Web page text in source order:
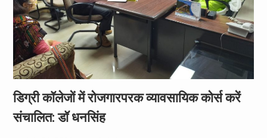
डिग्री कॉलेजों में रोजगारपरक व्यावसायिक कोर्स करें
संचालित: डॉ धनसिंह